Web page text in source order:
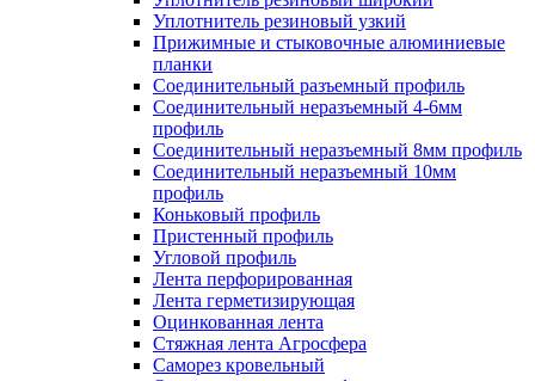
Уплотнитель резиновый узкий
Прижимные и стыковочные алюминиевые
планки
Соединительный разъемный профиль
Соединительный неразъемный 4-6мм
профиль
Соединительный неразъемный 8мм профиль
Соединительный неразъемный 10мм
профиль
Коньковый профиль
Пристенный профиль
Угловой профиль
Лента перфорированная
Лента герметизирующая
Оцинкованная лента
Стяжная лента Агросфера
Саморез кровельный